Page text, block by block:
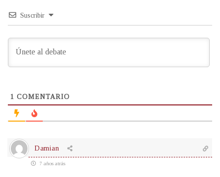
Suscribir
1 COMENTARIO
Damian
7 años atrás